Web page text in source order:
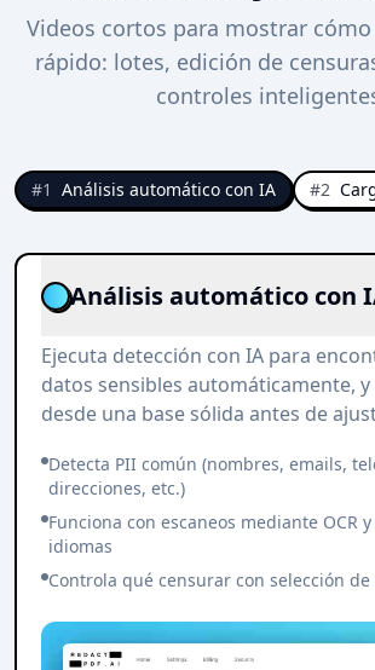
Videos cortos para mostrar
rápido: lotes, edición de
controles
#1 Análisis automático con IA #2
Análisis automático con
Ejecuta detección con IA para
datos sensibles automáticamente, y
desde una base sólida antes de
Detecta PII común (nombres, emails,
direcciones, etc.)
Funciona con escaneos mediante OCR
idiomas
Controla qué censurar con selección